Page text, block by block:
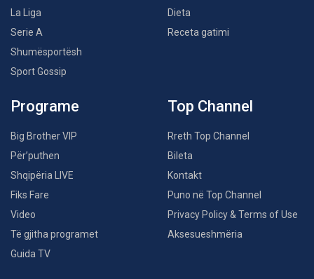
La Liga
Serie A
Shumësportësh
Sport Gossip
Dieta
Receta gatimi
Programe
Big Brother VIP
Për’puthen
Shqipëria LIVE
Fiks Fare
Video
Të gjitha programet
Guida TV
Top Channel
Rreth Top Channel
Bileta
Kontakt
Puno në Top Channel
Privacy Policy & Terms of Use
Aksesueshmëria